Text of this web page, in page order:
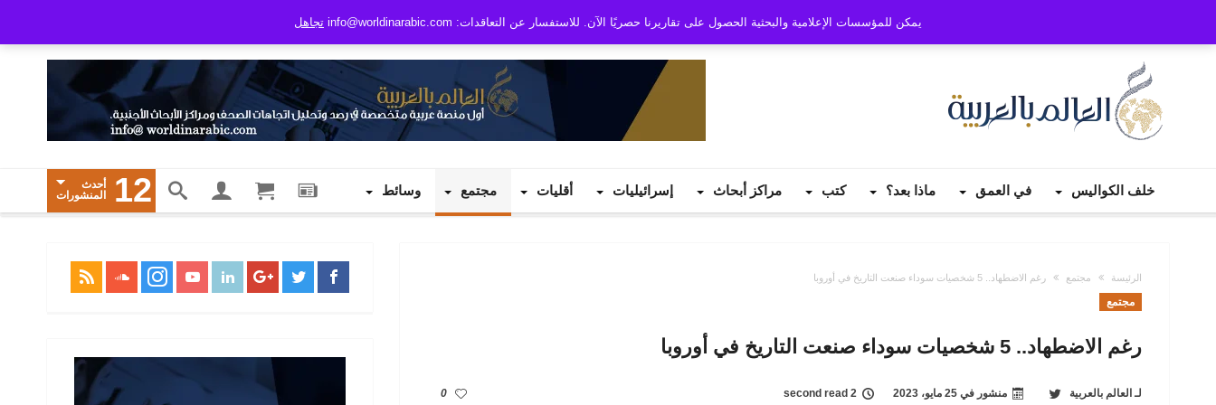
انضم إلى فريقنا
خلف الكواليس في العمق ماذا بعد؟ كتب مراكز أبحاث إسرائيليات أقليات مجتمع وسائط 12
أحدث
المنشورات
الرئيسة مجتمع رغم الاضطهاد.. 5 شخصيات سوداء صنعت التاريخ في أوروبا
مجتمع
رغم الاضطهاد.. 5 شخصيات سوداء صنعت التاريخ في أوروبا
لـ العالم بالعربية منشور في 25 مايو، 2023 2 second read
0
يمكن للمؤسسات الإعلامية والبحثية الحصول على تقاريرنا حصريًا الآن. للاستفسار عن التعاقدات: info@worldinarabic.com تجاهل